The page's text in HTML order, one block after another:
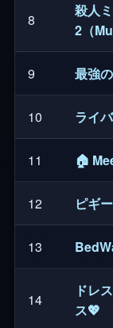
8
殺人
2（
9 最強
10 ライ
11 🏠
12 ピギー
13
14
ドレ
ス💖